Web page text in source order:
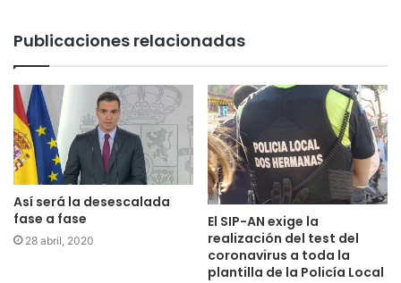
Publicaciones relacionadas
Así será la desescalada
fase a fase
28 abril, 2020
El SIP-AN exige la
realización del test del
coronavirus a toda la
plantilla de la Policía Local